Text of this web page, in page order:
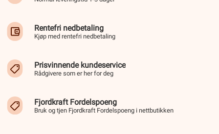
Rentefri nedbetaling
Kjøp med rentefri nedbetaling
Prisvinnende kundeservice
Rådgivere som er her for deg
Fjordkraft Fordelspoeng
Bruk og tjen Fjordkraft Fordelspoeng i nettbutikken